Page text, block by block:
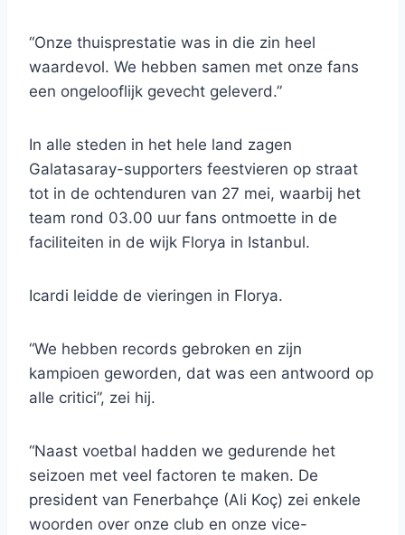
“Onze thuisprestatie was in die zin heel
waardevol. We hebben samen met onze fans
een ongelooflijk gevecht geleverd.”
In alle steden in het hele land zagen
Galatasaray-supporters feestvieren op straat
tot in de ochtenduren van 27 mei, waarbij het
team rond 03.00 uur fans ontmoette in de
faciliteiten in de wijk Florya in Istanbul.
Icardi leidde de vieringen in Florya.
“We hebben records gebroken en zijn
kampioen geworden, dat was een antwoord op
alle critici”, zei hij.
“Naast voetbal hadden we gedurende het
seizoen met veel factoren te maken. De
president van Fenerbahçe (Ali Koç) zei enkele
woorden over onze club en onze vice-